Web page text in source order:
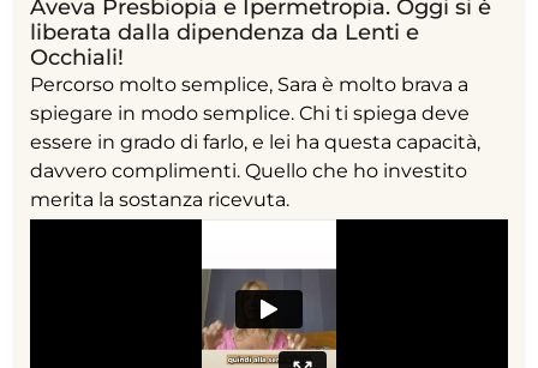
Aveva Presbiopia e Ipermetropia. Oggi si è
liberata dalla dipendenza da Lenti e
Occhiali!
Percorso molto semplice, Sara è molto brava a
spiegare in modo semplice. Chi ti spiega deve
essere in grado di farlo, e lei ha questa capacità,
davvero complimenti. Quello che ho investito
merita la sostanza ricevuta.